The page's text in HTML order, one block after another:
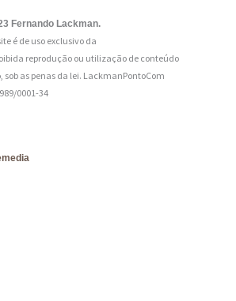
Fernando Lackman.
é de uso exclusivo da
reprodução ou utilização de conteúdo
as penas da lei. LackmanPontoCom
0001-34